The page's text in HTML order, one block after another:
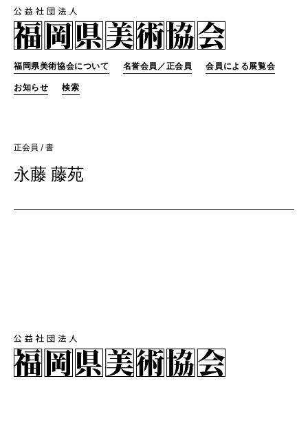
福岡県美術協会について 名誉会員／正会員 会員による展覧会
お知らせ 検索
正会員 / 書
永藤 藤苑